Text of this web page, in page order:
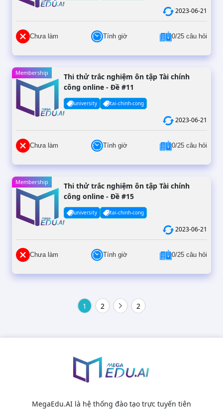
2023-06-21
Chưa làm Tính giờ 0/25 câu hỏi
Membership
Thi thử trắc nghiệm ôn tập Tài chính
công online - Đề #11
university tai-chinh-cong
2023-06-21
Chưa làm Tính giờ 0/25 câu hỏi
Membership
Thi thử trắc nghiệm ôn tập Tài chính
công online - Đề #15
university tai-chinh-cong
2023-06-21
Chưa làm Tính giờ 0/25 câu hỏi
1 2 2
MegaEdu.AI là hệ thống đào tạo trực tuyến tiên